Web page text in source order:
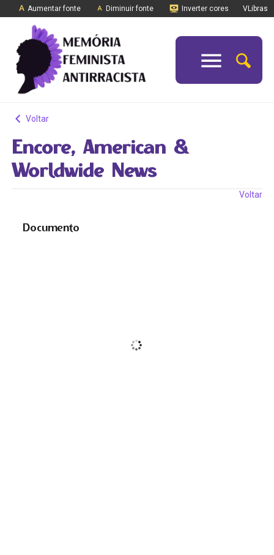
Aumentar fonte Diminuir fonte Inverter cores VLibras
Voltar
Encore, American &
Worldwide News
Voltar
Documento